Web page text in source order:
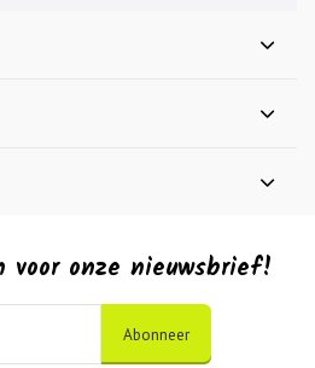
onze nieuwsbrief!
Abonneer